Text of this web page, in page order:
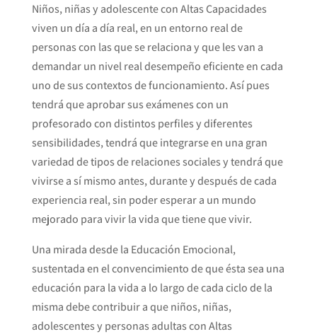
Niños, niñas y adolescente con Altas Capacidades
viven un día a día real, en un entorno real de
personas con las que se relaciona y que les van a
demandar un nivel real desempeño eficiente en cada
uno de sus contextos de funcionamiento. Así pues
tendrá que aprobar sus exámenes con un
profesorado con distintos perfiles y diferentes
sensibilidades, tendrá que integrarse en una gran
variedad de tipos de relaciones sociales y tendrá que
vivirse a sí mismo antes, durante y después de cada
experiencia real, sin poder esperar a un mundo
mejorado para vivir la vida que tiene que vivir.
Una mirada desde la Educación Emocional,
sustentada en el convencimiento de que ésta sea una
educación para la vida a lo largo de cada ciclo de la
misma debe contribuir a que niños, niñas,
adolescentes y personas adultas con Altas